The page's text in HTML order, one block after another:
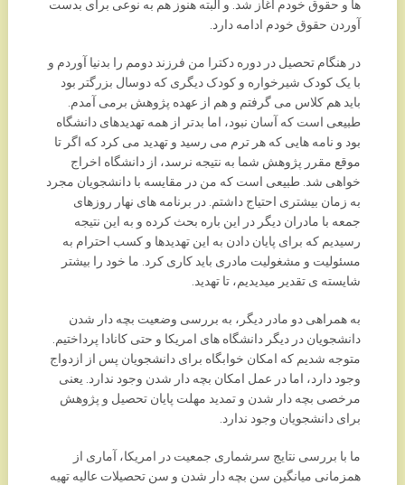
ها و حقوق خودم آغاز شد. و البته هنوز هم به نوعی برای بدست
آوردن حقوق خودم ادامه دارد.
در هنگام تحصیل در دوره دکترا من فرزند دومم را بدنیا آوردم و
با یک کودک شیرخواره و کودک دیگری که دوسال بزرگتر بود
باید هم کلاس می گرفتم و هم از عهده پژوهش برمی آمدم.
طبیعی است که آسان نبود، اما بدتر از همه تهدیدهای دانشگاه
بود و نامه هایی که هر ترم می رسید و تهدید می کرد که اگر تا
موقع مقرر پژوهش شما به نتیجه نرسد، از دانشگاه اخراج
خواهی شد. طبیعی است که من در مقایسه با دانشجویان مجرد
به زمان بیشتری احتیاج داشتم. در برنامه های نهار روزهای
جمعه با مادران دیگر در این باره بحث کرده و به این نتیجه
رسیدیم که برای پایان دادن به این تهدیدها و کسب احترام به
مسئولیت و مشغولیت مادری باید کاری کرد. ما خود را بیشتر
شایسته ی تقدیر میدیدیم، تا تهدید.
به همراهی دو مادر دیگر، به بررسی وضعیت بچه دار شدن
دانشجویان در دیگر دانشگاه های امریکا و حتی کانادا پرداختیم.
متوجه شدیم که امکان خوابگاه برای دانشجویان پس از ازدواج
وجود دارد، اما در عمل امکان بچه دار شدن وجود ندارد. یعنی
مرخصی بچه دار شدن و تمدید مهلت پایان تحصیل و پژوهش
برای دانشجویان وجود ندارد.
ما با بررسی نتایج سرشماری جمعیت در امریکا، آماری از
همزمانی میانگین سن بچه دار شدن و سن تحصیلات عالیه تهیه